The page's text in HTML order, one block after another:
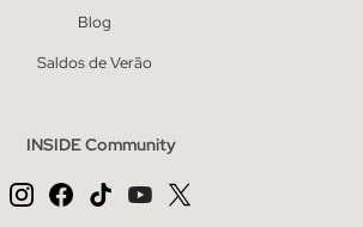
Blog
Saldos de Verão
INSIDE Community